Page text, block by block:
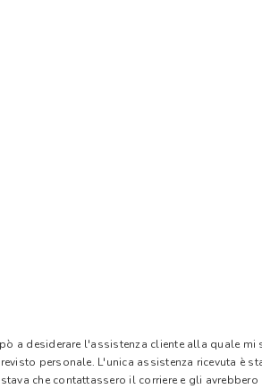
a desiderare l'assistenza cliente alla quale
personale. L'unica assistenza ricevuta è
che contattassero il corriere e gli